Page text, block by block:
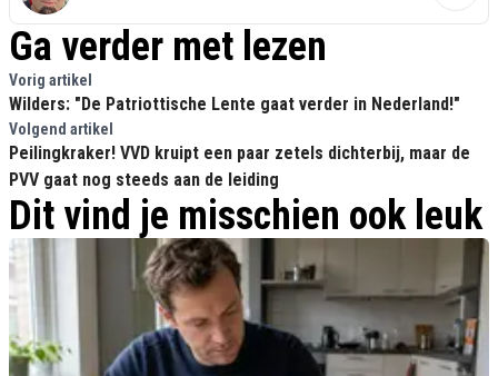
Ga verder met lezen
Vorig artikel
Wilders: "De Patriottische Lente gaat verder in Nederland!"
Volgend artikel
Peilingkraker! VVD kruipt een paar zetels dichterbij, maar de
PVV gaat nog steeds aan de leiding
Dit vind je misschien ook leuk